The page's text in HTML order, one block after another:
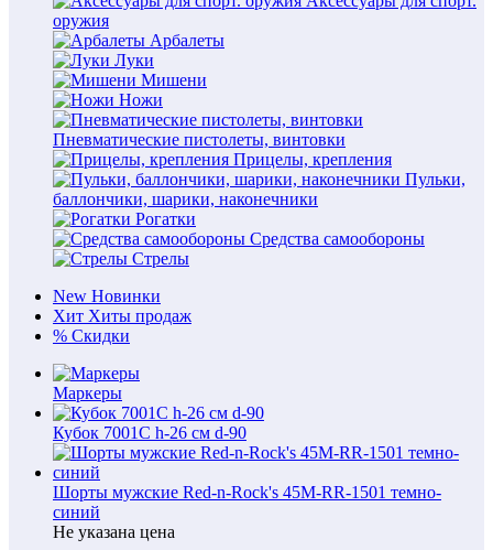
оружия
Арбалеты
Луки
Мишени
Ножи
Пневматические пистолеты, винтовки
Прицелы, крепления
Пульки,
баллончики, шарики, наконечники
Рогатки
Средства самообороны
Стрелы
New Новинки
Хит Хиты продаж
% Скидки
Маркеры
Кубок 7001С h-26 см d-90
Шорты мужские Red-n-Rock's 45M-RR-1501 темно-
синий
Не указана цена